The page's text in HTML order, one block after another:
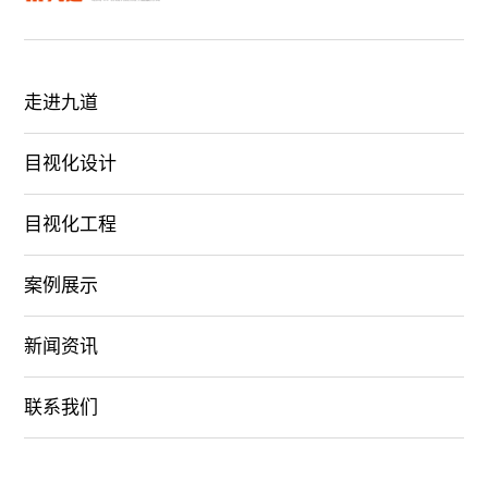
走进九道
目视化设计
目视化工程
案例展示
新闻资讯
联系我们